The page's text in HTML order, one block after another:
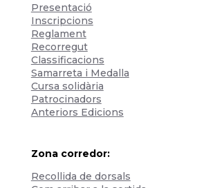
Presentació
Inscripcions
Reglament
Recorregut
Classificacions
Samarreta i Medalla
Cursa solidària
Patrocinadors
Anteriors Edicions
Zona corredor:
Recollida de dorsals